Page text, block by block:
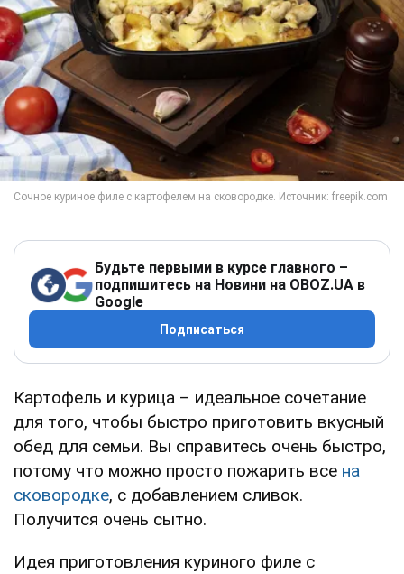
Будьте первыми в курсе главного –
подпишитесь на Новини на OBOZ.UA в
Google
Подписаться
Картофель и курица – идеальное сочетание
для того, чтобы быстро приготовить вкусный
обед для семьи. Вы справитесь очень быстро,
потому что можно просто пожарить все на
сковородке, с добавлением сливок.
Получится очень сытно.
Идея приготовления куриного филе с